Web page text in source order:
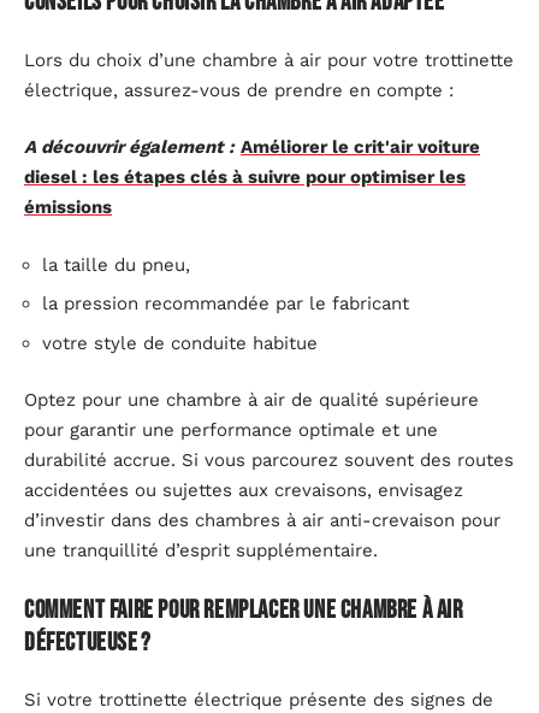
Lors du choix d’une chambre à air pour votre trottinette
électrique, assurez-vous de prendre en compte :
A découvrir également : Améliorer le crit'air voiture
diesel : les étapes clés à suivre pour optimiser les
émissions
la taille du pneu,
la pression recommandée par le fabricant
votre style de conduite habitue
Optez pour une chambre à air de qualité supérieure
pour garantir une performance optimale et une
durabilité accrue. Si vous parcourez souvent des routes
accidentées ou sujettes aux crevaisons, envisagez
d’investir dans des chambres à air anti-crevaison pour
une tranquillité d’esprit supplémentaire.
Comment faire pour remplacer une chambre à air
défectueuse ?
Si votre trottinette électrique présente des signes de